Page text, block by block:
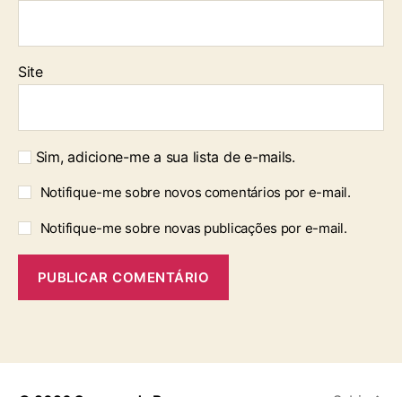
Site
Sim, adicione-me a sua lista de e-mails.
Notifique-me sobre novos comentários por e-mail.
Notifique-me sobre novas publicações por e-mail.